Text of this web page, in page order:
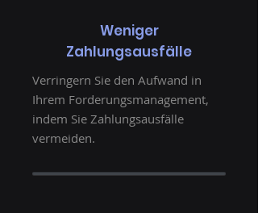
Weniger
Zahlungsausfälle
Verringern Sie den Aufwand in
Ihrem Forderungsmanagement,
indem Sie Zahlungsausfälle
vermeiden.